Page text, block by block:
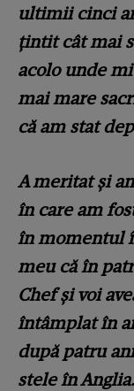
ultimii cinci
țintit cât mai
acolo unde
mai mare
că am stat
A meritat și
în care am
în momentul
meu că în
Chef și voi
întâmplat în
după patru
stele în